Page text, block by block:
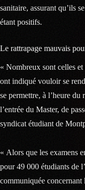
sanitaire, assurant qu’ils
étant positifs.
Le rattrapage mauvais
« Nombreux sont celles
ont indiqué vouloir se
se permettre, à l’heure du
l’entrée du Master, de
syndicat étudiant de
« Alors que les examens
pour 49 000 étudiants de
communiquée concernant